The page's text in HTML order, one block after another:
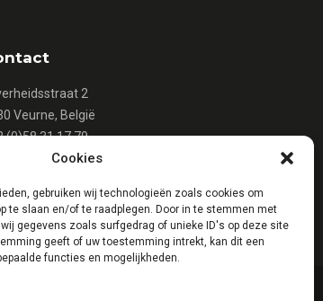
Cookies
gebruiken wij technologieën zoals cookies om
te slaan en/of te raadplegen. Door in te stemmen met
gegevens zoals surfgedrag of unieke ID's op deze site
geeft of uw toestemming intrekt, kan dit een
functies en mogelijkheden.
2
Veurne, België
(0)58 31 17 79
(0)58 31 16 15